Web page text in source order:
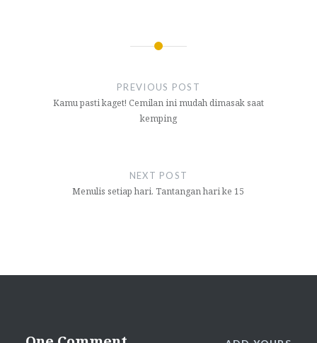
PREVIOUS POST
Kamu pasti kaget! Cemilan ini mudah dimasak saat
kemping
NEXT POST
Menulis setiap hari. Tantangan hari ke 15